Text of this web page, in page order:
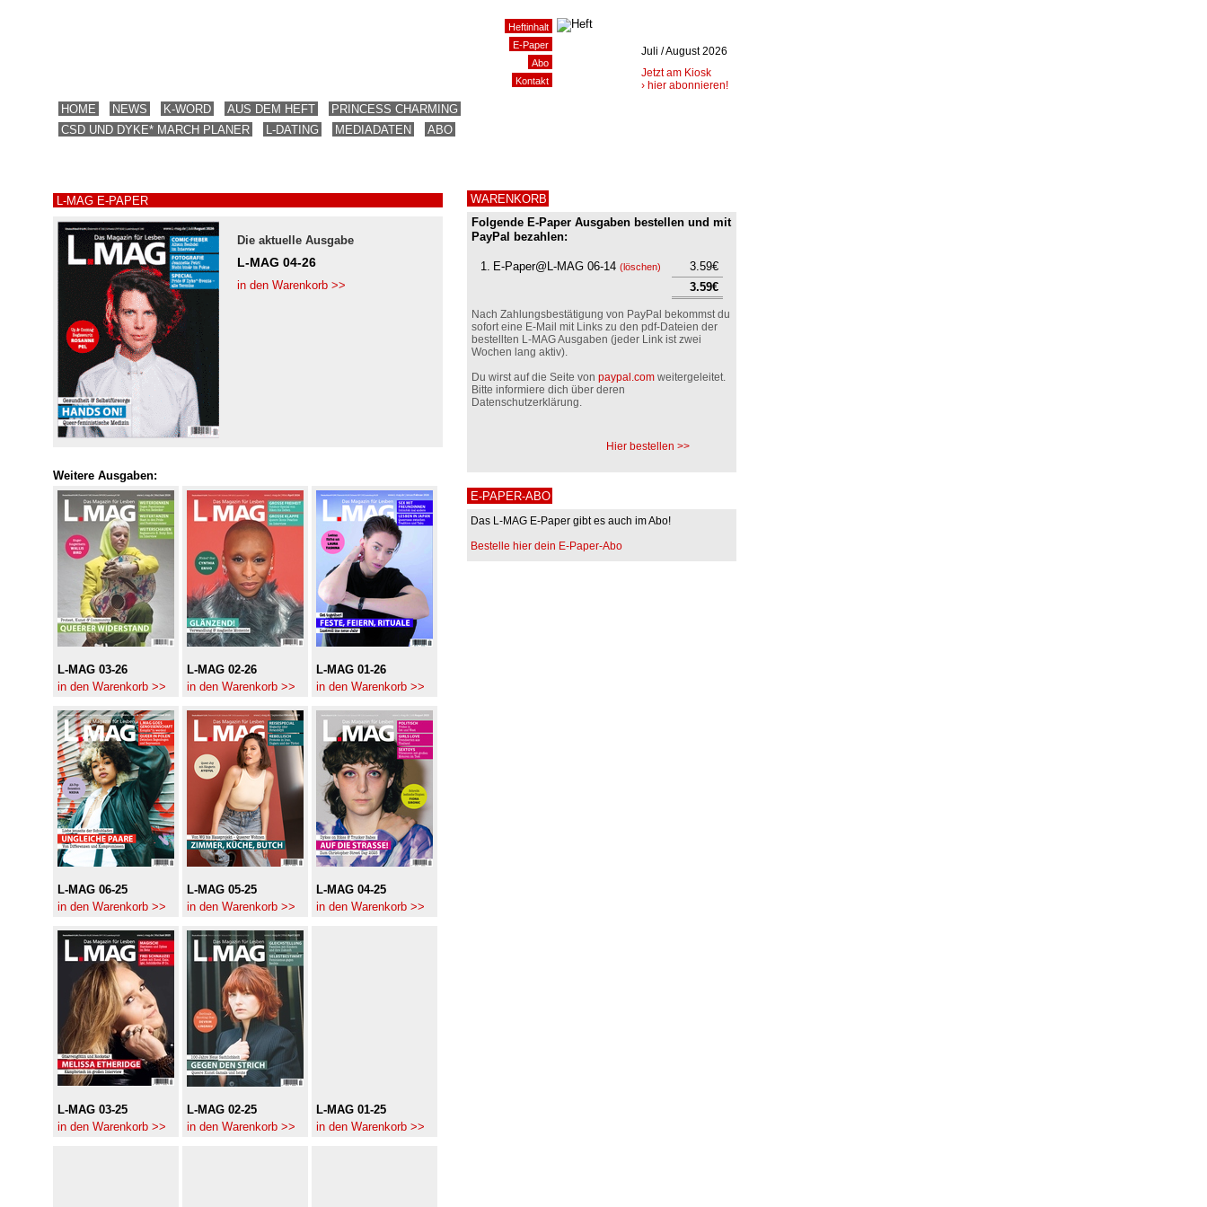
HOME NEWS K-WORD AUS DEM HEFT
PRINCESS CHARMING
CSD UND DYKE* MARCH PLANER
L-DATING MEDIADATEN ABO
L-MAG E-PAPER
Die aktuelle Ausgabe
L-MAG 04-26
in den Warenkorb >>
Weitere Ausgaben:
L-MAG 03-26
in den Warenkorb >>
L-MAG 02-26
in den Warenkorb >>
L-MAG 01-26
in den Warenkorb >>
L-MAG 06-25
in den Warenkorb >>
L-MAG 05-25
in den Warenkorb >>
L-MAG 04-25
in den Warenkorb >>
L-MAG 03-25
in den Warenkorb >>
L-MAG 02-25
in den Warenkorb >>
L-MAG 01-25
in den Warenkorb >>
WARENKORB
Folgende E-Paper Ausgaben bestellen und mit
PayPal bezahlen:
1. E-Paper@L-MAG 06-14 (löschen)
3.59€
3.59€
Nach Zahlungsbestätigung von PayPal bekommst du
sofort eine E-Mail mit Links zu den pdf-Dateien der
bestellten L-MAG Ausgaben (jeder Link ist zwei
Wochen lang aktiv).
Du wirst auf die Seite von paypal.com weitergeleitet.
Bitte informiere dich über deren
Datenschutzerklärung.
Hier bestellen >>
E-PAPER-ABO
Das L-MAG E-Paper gibt es auch im Abo!
Bestelle hier dein E-Paper-Abo
Heftinhalt
E-Paper
Abo
Kontakt
Juli / August 2026
Jetzt am Kiosk
› hier abonnieren!